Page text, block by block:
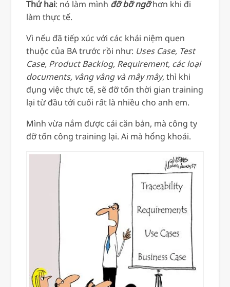
Thứ hai: nó làm mình đỡ bỡ ngỡhơn khi đi
làm thực tế.
Vì nếu đã tiếp xúc với các khái niệm quen
thuộc của BA trước rồi như: Uses Case, Test
Case, Product Backlog, Requirement, các loại
documents, vâng vâng và mây mây, thì khi
đụng việc thực tế, sẽ đỡ tốn thời gian training
lại từ đầu tới cuối rất là nhiều cho anh em.
Mình vừa nắm được cái căn bản, mà công ty
đỡ tốn công training lại. Ai mà hổng khoái.